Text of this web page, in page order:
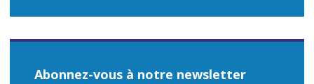
Abonnez-vous à notre newsletter